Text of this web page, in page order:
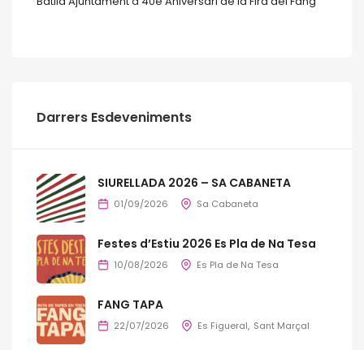
Darrers Esdeveniments
SIURELLADA 2026 – SA CABANETA
01/09/2026 Sa Cabaneta
Festes d’Estiu 2026 Es Pla de Na Tesa
10/08/2026 Es Pla de Na Tesa
FANG TAPA
22/07/2026 Es Figueral Sant Marçal